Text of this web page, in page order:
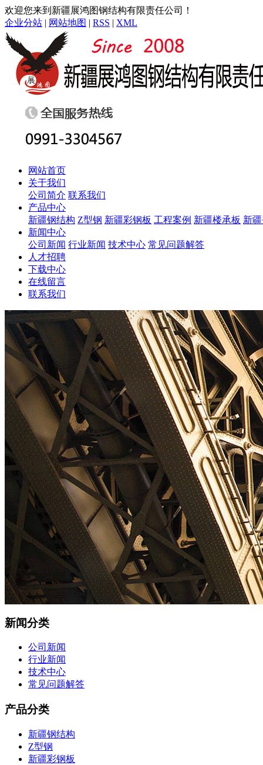
欢迎您来到新疆展鸿图钢结构有限责任公司！
企业分站 | 网站地图 | RSS | XML
网站首页
关于我们
公司简介 联系我们
产品中心
新疆钢结构 Z型钢 新疆彩钢板 工程案例 新疆楼承板 新
新闻中心
公司新闻 行业新闻 技术中心 常见问题解答
人才招聘
下载中心
在线留言
联系我们
新闻分类
公司新闻
行业新闻
技术中心
常见问题解答
产品分类
新疆钢结构
Z型钢
新疆彩钢板